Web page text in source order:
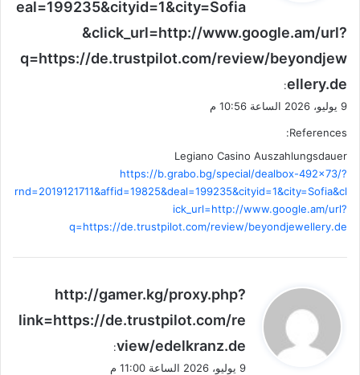
eal=199235&cityid=1&city=Sofia
&click_url=http://www.google.am/url?
q=https://de.trustpilot.com/review/beyondjew
ellery.de
:
9 يوليو، 2026 الساعة 10:56 م
References:
Legiano Casino Auszahlungsdauer
https://b.grabo.bg/special/dealbox-492×73/?
rnd=2019121711&affid=19825&deal=199235&cityid=1&city=Sofia&cl
ick_url=http://www.google.am/url?
q=https://de.trustpilot.com/review/beyondjewellery.de
ي
و
ل
http://gamer.kg/proxy.php?
link=https://de.trustpilot.com/re
view/edelkranz.de
:
9 يوليو، 2026 الساعة 11:00 م